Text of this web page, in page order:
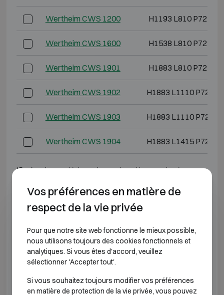
Wertheim CWS 1200 H1193 L810 P725
Wertheim CWS 1600 H1538 L810 P725
Wertheim CWS 1901 H1883 L810 P725
Wertheim CWS 1902 H1883 L1110 P725
Wertheim CWS 1903 H1883 L1110 P725
Wertheim CWS 1904 H1883 L1415 P725
*Profondeur extérieure hors charnières, poignée ou
CLASSE DE RÉSISTANCE À L'EFFRACTION 4
Modèle Dimensions extérieures
Wertheim DWS 0849
Wertheim DWS 0850 H848 L810 P725
Vos préférences en matière de
respect de la vie privée
Pour que notre site web fonctionne le mieux possible,
nous utilisons toujours des cookies fonctionnels et
analytiques. Si vous êtes d'accord, veuillez
sélectionner 'Accepter tout'.
Si vous souhaitez toujours modifier vos préférences
en matière de protection de la vie privée, vous pouvez